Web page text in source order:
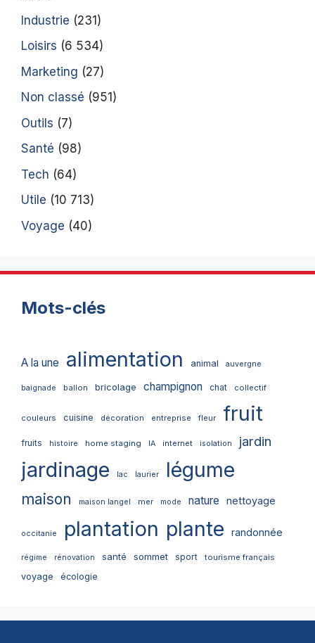
Industrie (231)
Loisirs (6 534)
Marketing (27)
Non classé (951)
Outils (7)
Santé (98)
Tech (64)
Utile (10 713)
Voyage (40)
Mots-clés
A la une alimentation animal auvergne
baignade ballon bricolage champignon chat collectif
couleurs cuisine décoration entreprise fleur fruit
fruits histoire home staging IA internet isolation jardin
jardinage lac laurier légume
maison maison langel mer mode nature nettoyage
occitanie plantation plante randonnée
régime rénovation santé sommet sport tourisme français
voyage écologie